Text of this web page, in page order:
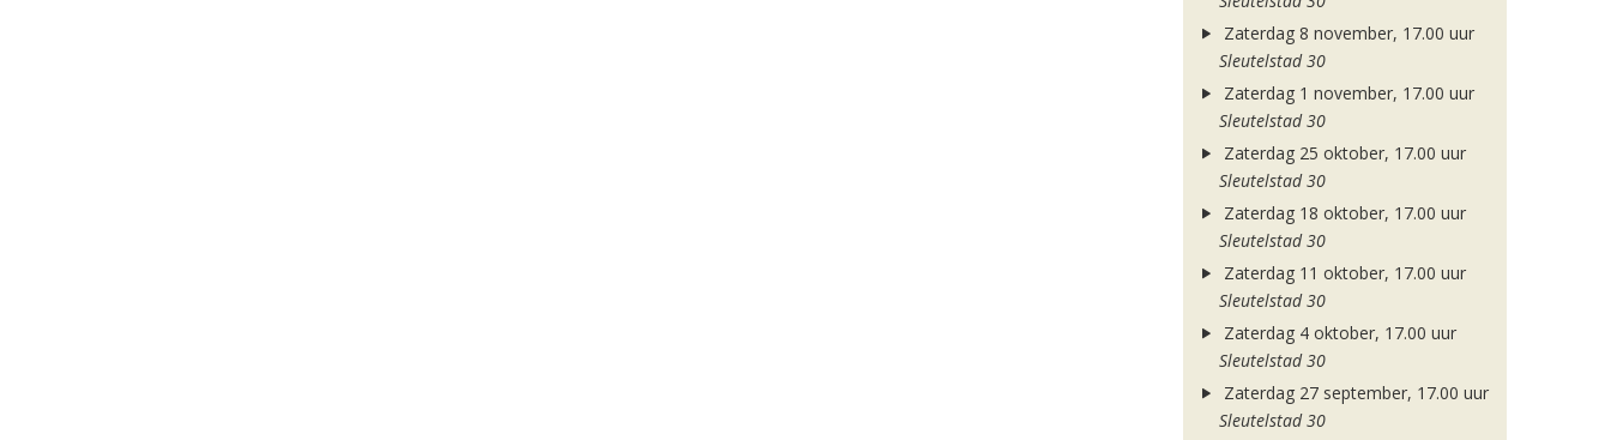
Zaterdag 8 november, 17.00 uur
Sleutelstad 30
Zaterdag 1 november, 17.00 uur
Sleutelstad 30
Zaterdag 25 oktober, 17.00 uur
Sleutelstad 30
Zaterdag 18 oktober, 17.00 uur
Sleutelstad 30
Zaterdag 11 oktober, 17.00 uur
Sleutelstad 30
Zaterdag 4 oktober, 17.00 uur
Sleutelstad 30
Zaterdag 27 september, 17.00 uur
Sleutelstad 30